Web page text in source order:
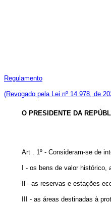
Regulamento
(Revogado pela Lei nº 14.978, de
O PRESIDENTE DA
Art . 1º - Consideram-se de
I - os bens de valor
Il - as reservas e estações
III - as áreas destinadas à